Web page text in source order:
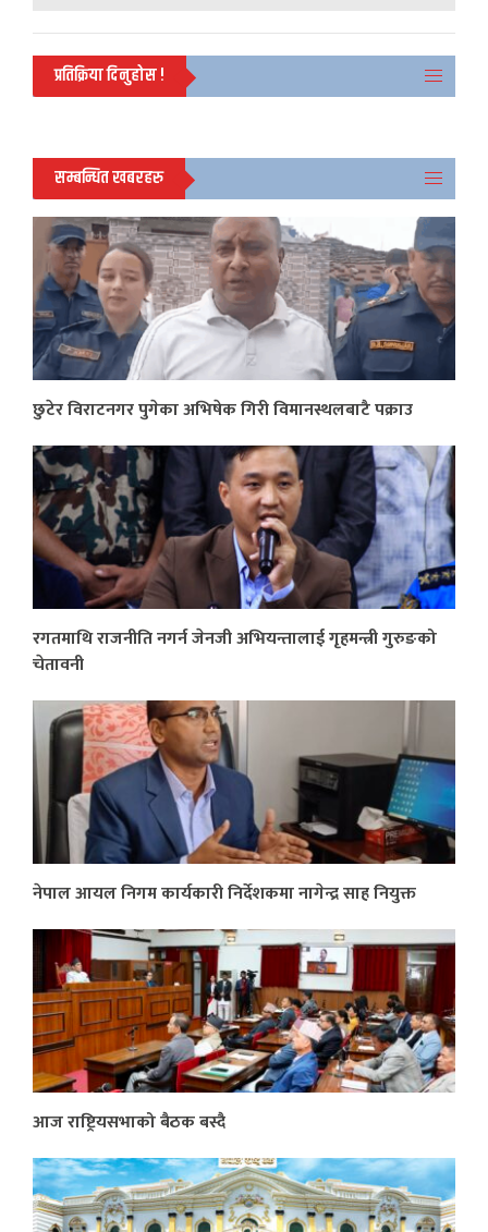
प्रतिक्रिया दिनुहोस !
सम्बन्धित खबरहरु
छुटेर विराटनगर पुगेका अभिषेक गिरी विमानस्थलबाटै पक्राउ
रगतमाथि राजनीति नगर्न जेनजी अभियन्तालाई गृहमन्त्री गुरुङको
चेतावनी
नेपाल आयल निगम कार्यकारी निर्देशकमा नागेन्द्र साह नियुक्त
आज राष्ट्रियसभाको बैठक बस्दै